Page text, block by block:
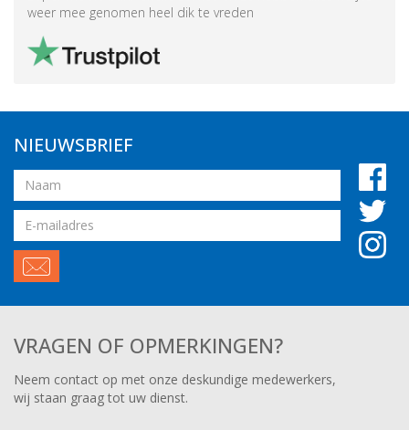
weer mee genomen heel dik te vreden
NIEUWSBRIEF
Naam
Email
VRAGEN OF OPMERKINGEN?
Neem contact op met onze deskundige medewerkers,
wij staan graag tot uw dienst.